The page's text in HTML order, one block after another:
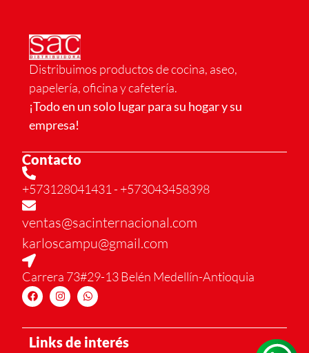
Distribuimos productos de cocina, aseo,
papelería, oficina y cafetería.
¡Todo en un solo lugar para su hogar y su
empresa!
Contacto
+573128041431 - +573043458398
ventas@sacinternacional.com
karloscampu@gmail.com
Carrera 73#29-13 Belén Medellín-Antioquia
Links de interés